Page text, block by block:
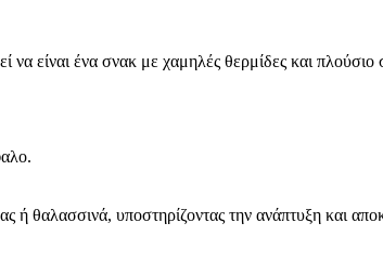
ένα σνακ με χαμηλές θερμίδες και πλούσιο
ή θαλασσινά, υποστηρίζοντας την ανάπτυξη και